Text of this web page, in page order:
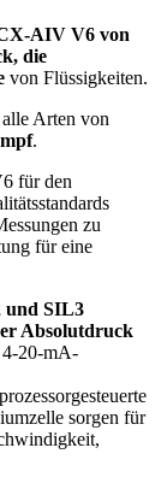
AIV V6 von
die
von Flüssigkeiten.
Arten von
.
für den
zu
für eine
und SIL3
Absolutdruck
4-20-mA-
sorgen für